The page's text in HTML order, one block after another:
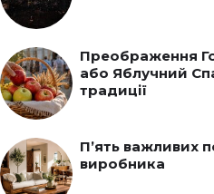
Преображення
або Яблучний
традиції
П’ять важливих
виробника